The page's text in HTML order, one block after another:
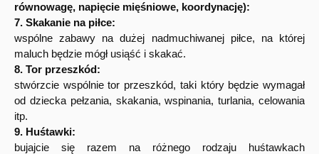
równowagę, napięcie mięśniowe, koordynację):
7. Skakanie na piłce:
wspólne zabawy na dużej nadmuchiwanej piłce, na której
maluch będzie mógł usiąść i skakać.
8. Tor przeszkód:
stwórzcie wspólnie tor przeszkód, taki który będzie wymagał
od dziecka pełzania, skakania, wspinania, turlania, celowania
itp.
9. Huśtawki:
bujajcie się razem na różnego rodzaju huśtawkach